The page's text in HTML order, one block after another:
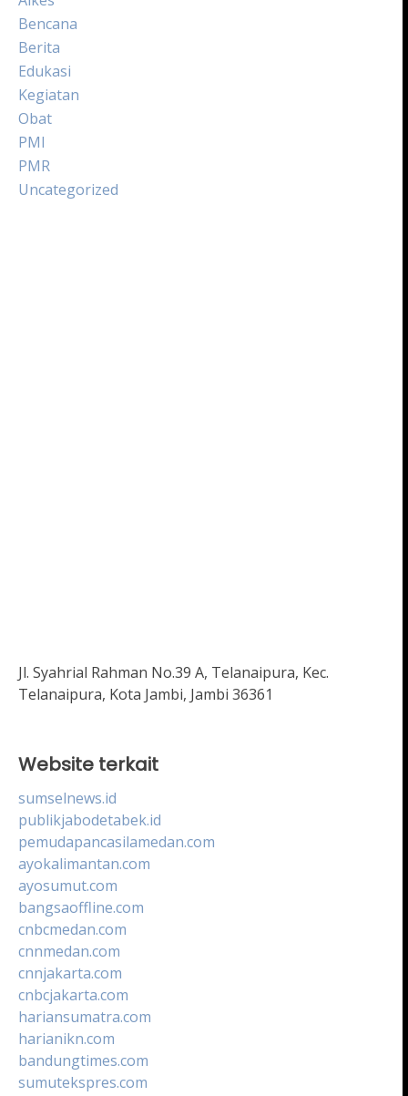
Bencana
Berita
Edukasi
Kegiatan
Obat
PMI
PMR
Uncategorized
Jl. Syahrial Rahman No.39 A, Telanaipura, Kec.
Telanaipura, Kota Jambi, Jambi 36361
Website terkait
sumselnews.id
publikjabodetabek.id
pemudapancasilamedan.com
ayokalimantan.com
ayosumut.com
bangsaoffline.com
cnbcmedan.com
cnnmedan.com
cnnjakarta.com
cnbcjakarta.com
hariansumatra.com
harianikn.com
bandungtimes.com
sumutekspres.com